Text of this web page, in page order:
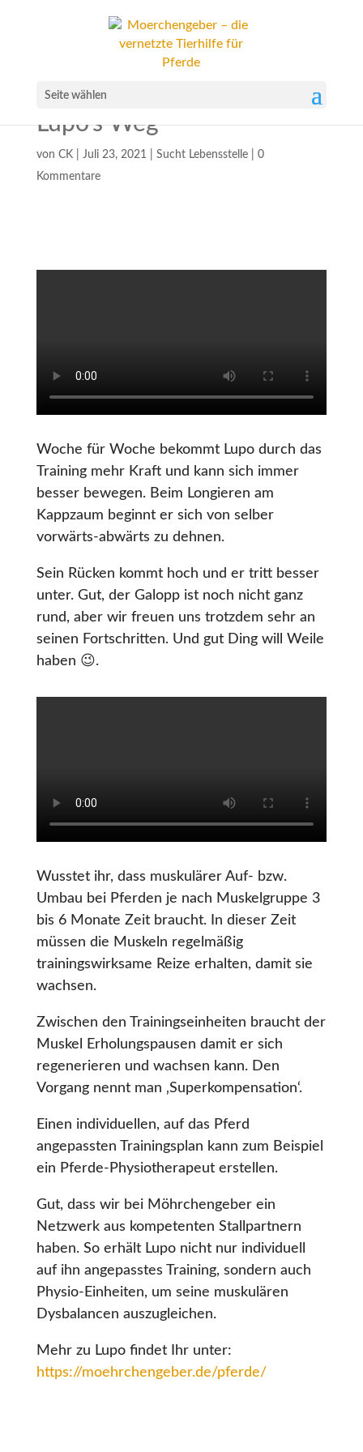
Seite wählen
Lupo’s Weg
von CK| Juli 23, 2021 Sucht Lebensstelle| 0
Kommentare
Woche für Woche bekommt Lupo durch das
Training mehr Kraft und kann sich immer
besser bewegen. Beim Longieren am
Kappzaum beginnt er sich von selber
vorwärts-abwärts zu dehnen.
Sein Rücken kommt hoch und er tritt besser
unter. Gut, der Galopp ist noch nicht ganz
rund, aber wir freuen uns trotzdem sehr an
seinen Fortschritten. Und gut Ding will Weile
haben 😉.
Wusstet ihr, dass muskulärer Auf- bzw.
Umbau bei Pferden je nach Muskelgruppe 3
bis 6 Monate Zeit braucht. In dieser Zeit
müssen die Muskeln regelmäßig
trainingswirksame Reize erhalten, damit sie
wachsen.
Zwischen den Trainingseinheiten braucht der
Muskel Erholungspausen damit er sich
regenerieren und wachsen kann. Den
Vorgang nennt man ‚Superkompensation‘.
Einen individuellen, auf das Pferd
angepassten Trainingsplan kann zum Beispiel
ein Pferde-Physiotherapeut erstellen.
Gut, dass wir bei Möhrchengeber ein
Netzwerk aus kompetenten Stallpartnern
haben. So erhält Lupo nicht nur individuell
auf ihn angepasstes Training, sondern auch
Physio-Einheiten, um seine muskulären
Dysbalancen auszugleichen.
Mehr zu Lupo findet Ihr unter:
https://moehrchengeber.de/pferde/